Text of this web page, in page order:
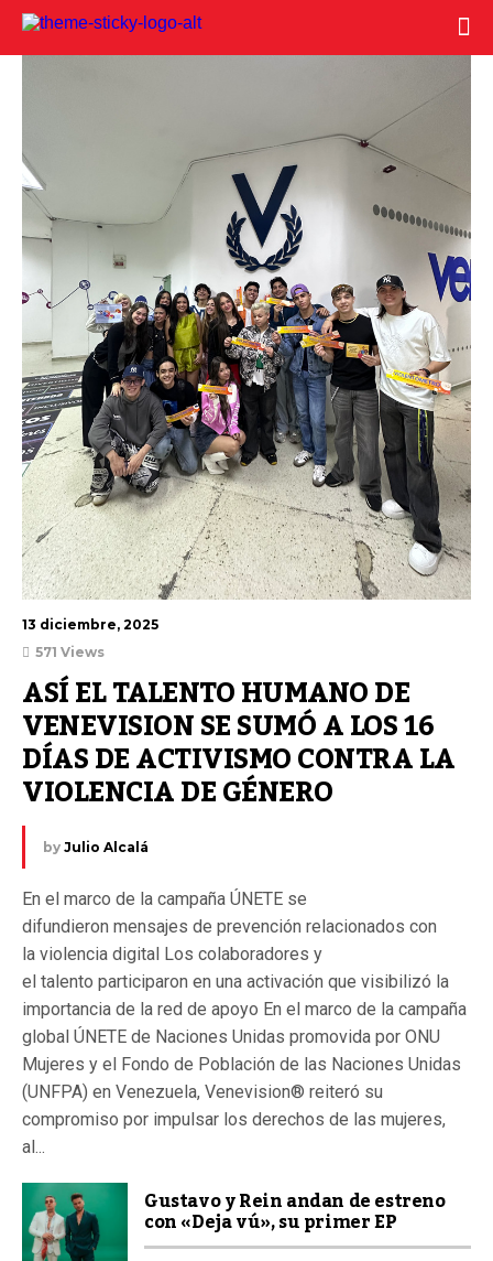
13 diciembre, 2025
571 Views
ASÍ EL TALENTO HUMANO DE
VENEVISION SE SUMÓ A LOS 16
DÍAS DE ACTIVISMO CONTRA LA
VIOLENCIA DE GÉNERO
by Julio Alcalá
En el marco de la campaña ÚNETE se
difundieron mensajes de prevención relacionados con
la violencia digital Los colaboradores y
el talento participaron en una activación que visibilizó la
importancia de la red de apoyo En el marco de la campaña
global ÚNETE de Naciones Unidas promovida por ONU
Mujeres y el Fondo de Población de las Naciones Unidas
(UNFPA) en Venezuela, Venevision® reiteró su
compromiso por impulsar los derechos de las mujeres,
al...
Gustavo y Rein andan de estreno
con «Deja vú», su primer EP